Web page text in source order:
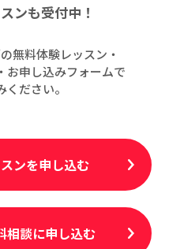
ンも受付中！
無料体験レッスン・
お申し込みフォームで
ください。
ンを申し込む
相談に申し込む